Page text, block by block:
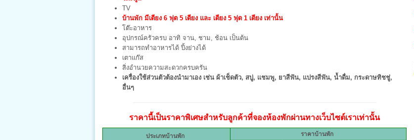
TV
บ้านพัก มีเตียง 6 ฟุต 5 เตียง และ เตียง 5 ฟุต 1 เตียง เท่านั้น
โต๊ะอาหาร
อุปกรณ์ครัวครบ อาทิ จาน, ชาม, ช้อน เป็นต้น
สามารถทำอาหารได้ ปิ้งย่างได้
เตาแก๊ส
สิ่งอำนวยความสะดวกครบครัน
เครื่องใช้ส่วนตัวต้องนำมาเอง เช่น ผ้าเช็ดตัว, สบู่, แชมพู, ยาสีฟัน, แปรงสีฟัน, น้ำดื่ม, กระดาษทิชชู่,
อื่นๆ
ราคานี้เป็นราคาพิเศษสำหรับลูกค้าที่จองห้องพักผ่านทางเว็บไซต์เราเท่านั้น
ประเภทบ้านพัก
ราคาบ้านพัก